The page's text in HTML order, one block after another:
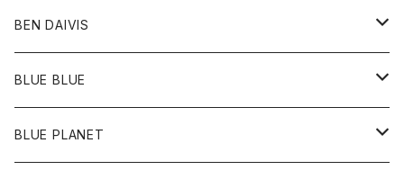
バッグ
ポーチ
トップス
Ｔシャツ
BEN DAIVIS
ポトム
パンツ
BLUE BLUE
アウター
BLUE PLANET